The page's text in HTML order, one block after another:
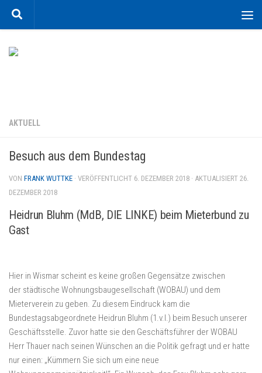
Zum Inhalt springen
AKTUELL
Besuch aus dem Bundestag
VON FRANK WUTTKE · VERÖFFENTLICHT 6. DEZEMBER 2018 · AKTUALISIERT 26.
DEZEMBER 2018
Heidrun Bluhm (MdB, DIE LINKE) beim Mieterbund zu
Gast
Hier in Wismar scheint es keine großen Gegensätze zwischen
der städtische Wohnungsbaugesellschaft (WOBAU) und dem
Mieterverein zu geben. Zu diesem Eindruck kam die
Bundestagsabgeordnete Heidrun Bluhm (1.v.l.) beim Besuch unserer
Geschäftsstelle. Zuvor hatte sie den Geschäftsführer der WOBAU
Herr Thauer nach seinen Wünschen an die Politik gefragt und er hatte
nur einen: „Kümmern Sie sich um eine neue